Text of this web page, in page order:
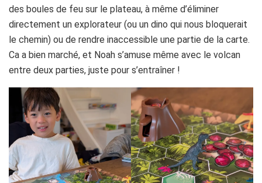
des boules de feu sur le plateau, à même d’éliminer
directement un explorateur (ou un dino qui nous bloquerait
le chemin) ou de rendre inaccessible une partie de la carte.
Ca a bien marché, et Noah s’amuse même avec le volcan
entre deux parties, juste pour s’entraîner !